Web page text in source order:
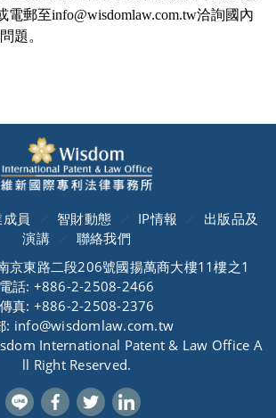
電郵至info@wisdomlaw.com.tw洽詢國內
題。
員 智財動態 IP情報
出版品及
演講
聯絡我們
京東路二段206號國揚萬商大樓11樓之1
電話: +886-2-2508-2466
傳真: +886-2-2508-2376
: info@wisdomlaw.com.tw
International Patent & Law Office A
ll Right Reserved.